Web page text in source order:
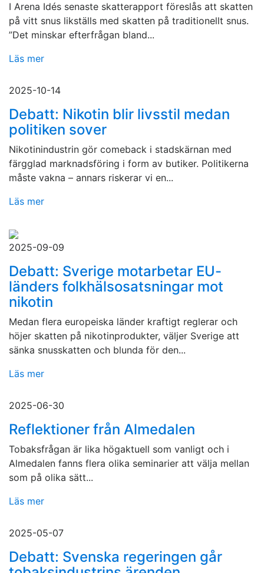
I Arena Idés senaste skatterapport föreslås att skatten
på vitt snus likställs med skatten på traditionellt snus.
”Det minskar efterfrågan bland...
Läs mer
2025-10-14
Debatt: Nikotin blir livsstil medan
politiken sover
Nikotinindustrin gör comeback i stadskärnan med
färgglad marknadsföring i form av butiker. Politikerna
måste vakna – annars riskerar vi en...
Läs mer
2025-09-09
Debatt: Sverige motarbetar EU-
länders folkhälsosatsningar mot
nikotin
Medan flera europeiska länder kraftigt reglerar och
höjer skatten på nikotinprodukter, väljer Sverige att
sänka snusskatten och blunda för den...
Läs mer
2025-06-30
Reflektioner från Almedalen
Tobaksfrågan är lika högaktuell som vanligt och i
Almedalen fanns flera olika seminarier att välja mellan
som på olika sätt...
Läs mer
2025-05-07
Debatt: Svenska regeringen går